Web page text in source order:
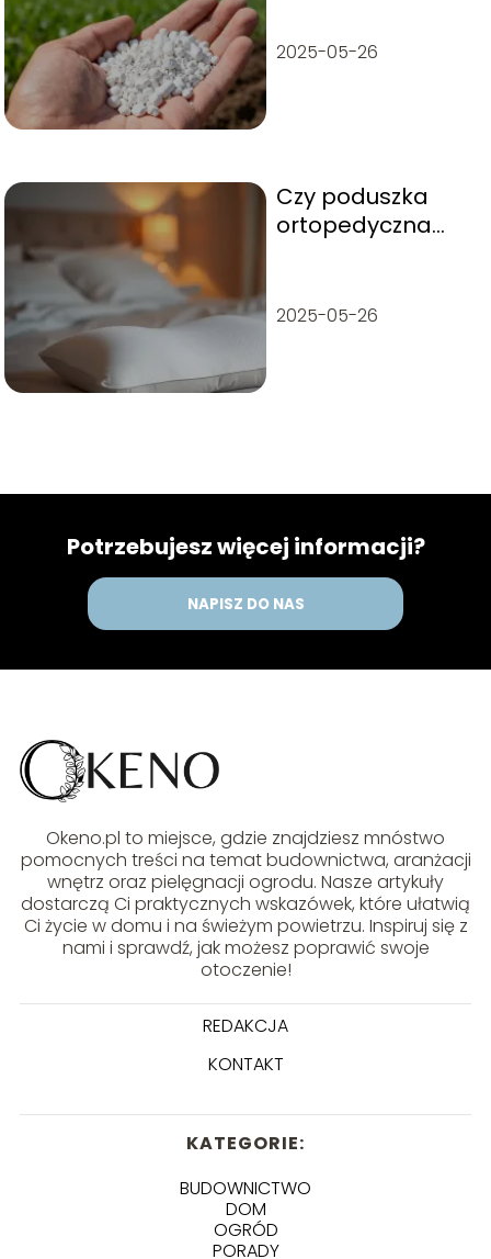
zalecenia
2025-05-26
Czy poduszka
ortopedyczna
2025-05-26
Potrzebujesz więcej informacji?
NAPISZ DO NAS
Okeno.pl to miejsce, gdzie znajdziesz mnóstwo
pomocnych treści na temat budownictwa, aranżacji
wnętrz oraz pielęgnacji ogrodu. Nasze artykuły
dostarczą Ci praktycznych wskazówek, które ułatwią
Ci życie w domu i na świeżym powietrzu. Inspiruj się z
nami i sprawdź, jak możesz poprawić swoje
otoczenie!
REDAKCJA
KONTAKT
KATEGORIE:
BUDOWNICTWO
DOM
OGRÓD
PORADY